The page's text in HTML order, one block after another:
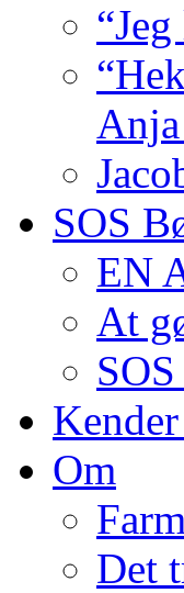
SOS
EN
At
Om
Det